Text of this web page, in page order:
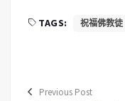
TAGS: 祝福佛教徒
Previous Post